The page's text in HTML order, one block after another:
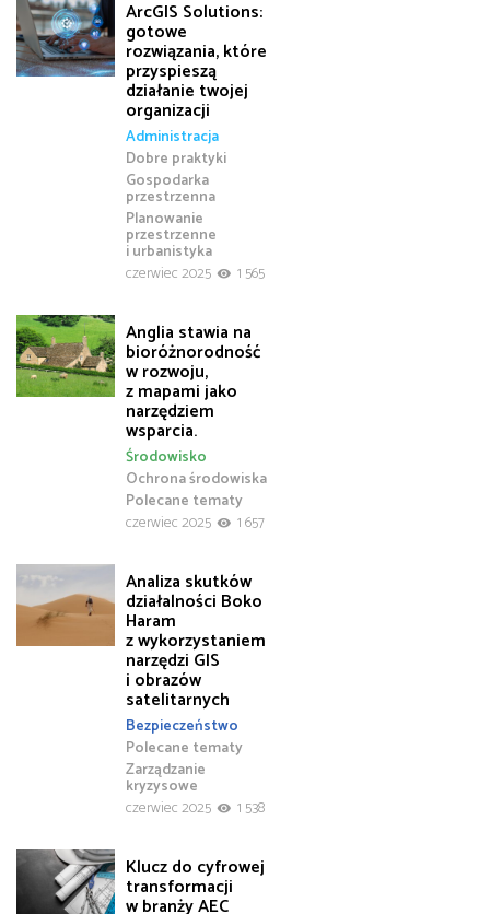
ArcGIS Solutions:
gotowe
rozwiązania, które
przyspieszą
działanie twojej
organizacji
Administracja
Dobre praktyki
Gospodarka
przestrzenna
Planowanie
przestrzenne
i urbanistyka
czerwiec 2025
1 565
Anglia stawia na
bioróżnorodność
w rozwoju,
z mapami jako
narzędziem
wsparcia.
Ochrona środowiska
Polecane tematy
Środowisko
czerwiec 2025 1 657
Analiza skutków
działalności Boko
Haram
z wykorzystaniem
narzędzi GIS
i obrazów
satelitarnych
Bezpieczeństwo
Polecane tematy
Zarządzanie
kryzysowe
czerwiec 2025
1 538
Klucz do cyfrowej
transformacji
w branży AEC